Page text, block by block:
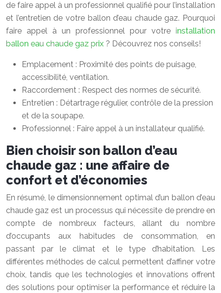
de faire appel à un professionnel qualifié pour l’installation
et l’entretien de votre ballon d’eau chaude gaz. Pourquoi
faire appel à un professionnel pour votre installation
ballon eau chaude gaz prix ? Découvrez nos conseils!
Emplacement : Proximité des points de puisage,
accessibilité, ventilation.
Raccordement : Respect des normes de sécurité.
Entretien : Détartrage régulier, contrôle de la pression
et de la soupape.
Professionnel : Faire appel à un installateur qualifié.
Bien choisir son ballon d’eau
chaude gaz : une affaire de
confort et d’économies
En résumé, le dimensionnement optimal d’un ballon d’eau
chaude gaz est un processus qui nécessite de prendre en
compte de nombreux facteurs, allant du nombre
d’occupants aux habitudes de consommation, en
passant par le climat et le type d’habitation. Les
différentes méthodes de calcul permettent d’affiner votre
choix, tandis que les technologies et innovations offrent
des solutions pour optimiser la performance et réduire la